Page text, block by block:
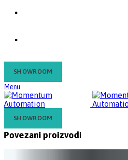
SHOWROOM
Menu
SHOWROOM
Povezani proizvodi